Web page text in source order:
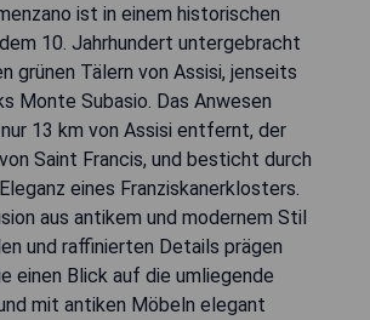
ist in einem historischen
10. Jahrhundert untergebracht
grünen Tälern von Assisi, jenseits
Monte Subasio. Das Anwesen
13 km von Assisi entfernt, der
Saint Francis, und besticht durch
eines Franziskanerklosters.
aus antikem und modernem Stil
und raffinierten Details prägen
einen Blick auf die umliegende
mit antiken Möbeln elegant